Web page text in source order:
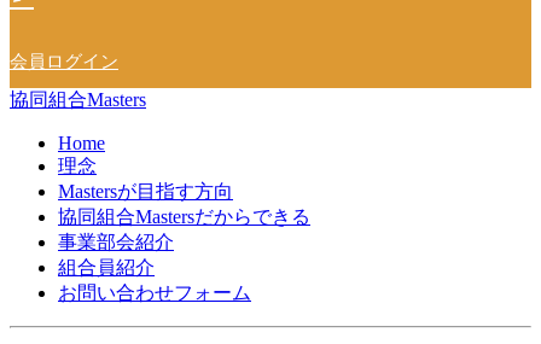
会員ログイン
協同組合Masters
Home
理念
Mastersが目指す方向
協同組合Mastersだからできる
事業部会紹介
組合員紹介
お問い合わせフォーム